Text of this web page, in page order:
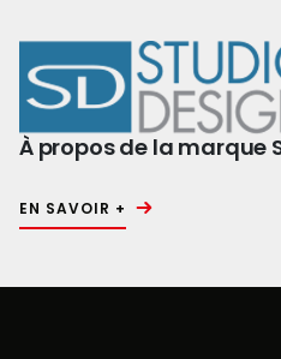
À propos de la marque
EN SAVOIR +